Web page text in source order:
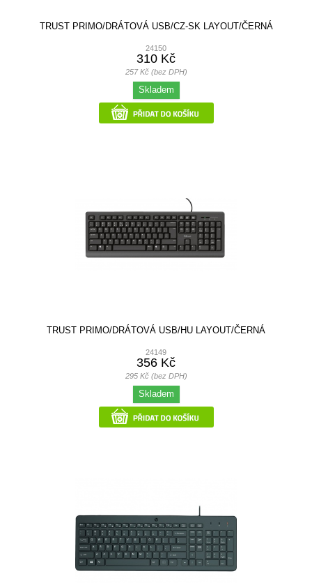
TRUST PRIMO/DRÁTOVÁ USB/CZ-SK LAYOUT/ČERNÁ
24150
310 Kč
257 Kč (bez DPH)
Skladem
TRUST PRIMO/DRÁTOVÁ USB/HU LAYOUT/ČERNÁ
24149
356 Kč
295 Kč (bez DPH)
Skladem